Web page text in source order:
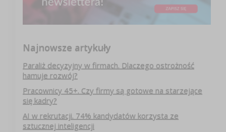
Najnowsze artykuły
Paraliż decyzyjny w firmach. Dlaczego ostrożność
hamuje rozwój?
Pracownicy 45+. Czy firmy są gotowe na starzejące
się kadry?
AI w rekrutacji. 74% kandydatów korzysta ze
sztucznej inteligencji